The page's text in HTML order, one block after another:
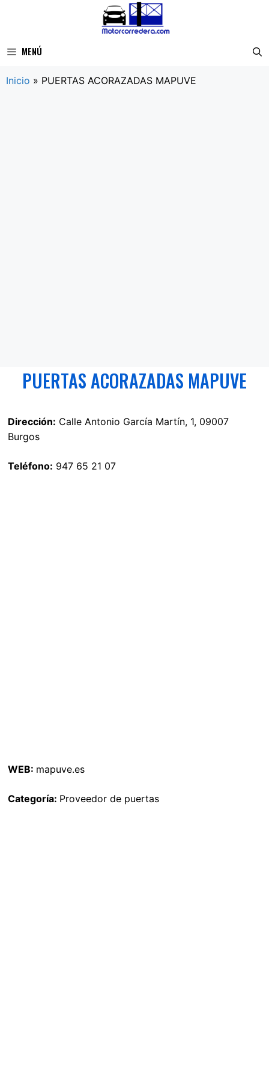
MENÚ
Inicio » PUERTAS ACORAZADAS MAPUVE
PUERTAS ACORAZADAS MAPUVE
Dirección: Calle Antonio García Martín, 1, 09007
Burgos
Teléfono: 947 65 21 07
WEB: mapuve.es
Categoría: Proveedor de puertas